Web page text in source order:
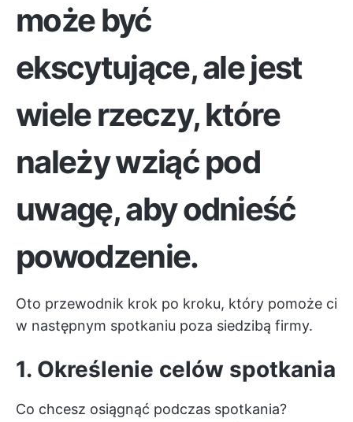
może być
ekscytujące, ale jest
wiele rzeczy, które
należy wziąć pod
uwagę, aby odnieść
powodzenie.
Oto przewodnik krok po kroku, który pomoże ci
w następnym spotkaniu poza siedzibą firmy.
1. Określenie celów spotkania
Co chcesz osiągnąć podczas spotkania?